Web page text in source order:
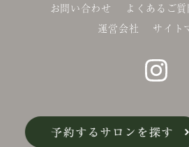
お問い合わせ
よくあるご質
運営会社
サイト
©Belle-x. co.,Ltd.